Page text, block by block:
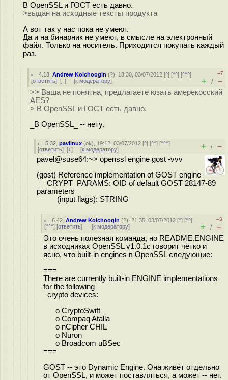
В OpenSSL и ГОСТ есть давно.
>выдан на исходные тексты продукта
А вот так у нас пока не умеют.
Да и на бинарник не умеют, в смысле на электронный
файл. Только на носитель. Приходится покупать каждый
раз.
4.18 ,Andrew Kolchoogin (?), 18:30, 03/07/2012 [^] [^^] [^^^]
[ответить] [↓] [к модератору]
–7
+ / –
>> Ваша не понятна, предлагаете юзать амерекосский
AES?
> В OpenSSL и ГОСТ есть давно.
_В OpenSSL_ -- нету.
5.32 ,pavlinux (ok), 19:12, 03/07/2012 [^] [^^] [^^^]
[ответить] [↓] [к модератору] + / –
pavel@suse64:~> openssl engine gost -vvv
(gost) Reference implementation of GOST engine
CRYPT_PARAMS: OID of default GOST 28147-89
parameters
(input flags): STRING
6.42 ,Andrew Kolchoogin (?), 21:35, 03/07/2012 [^] [^^]
[^^^] [ответить] [к модератору]
–3
+ / –
Это очень полезная команда, но README.ENGINE
в исходниках OpenSSL v1.0.1c говорит чётко и
ясно, что built-in engines в OpenSSL следующие:
===
There are currently built-in ENGINE implementations
for the following
crypto devices:
o CryptoSwift
o Compaq Atalla
o nCipher CHIL
o Nuron
o Broadcom uBSec
===
GOST -- это Dynamic Engine. Она живёт отдельно
от OpenSSL, и может поставляться, а может -- нет.